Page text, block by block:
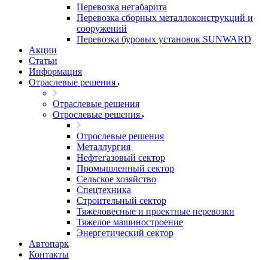
Перевозка негабарита
Перевозка сборных металлоконструкций и
сооружений
Перевозка буровых установок SUNWARD
Акции
Статьи
Информация
Отраслевые решения
Отраслевые решения
Отрослевые решения
Отрослевые решения
Металлургия
Нефтегазовый сектор
Промышленный сектор
Сельское хозяйство
Спецтехника
Строительный сектор
Тяжеловесные и проектные перевозки
Тяжелое машиностроение
Энергетический сектор
Автопарк
Контакты